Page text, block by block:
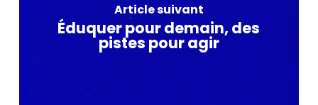
Article suivant
Éduquer pour demain, des
pistes pour agir